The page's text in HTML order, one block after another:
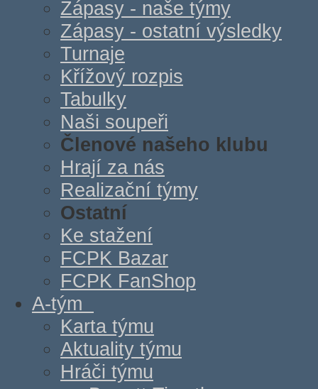
Zápasy - naše týmy
Zápasy - ostatní výsledky
Turnaje
Křížový rozpis
Tabulky
Naši soupeři
Členové našeho klubu
Hrají za nás
Realizační týmy
Ostatní
Ke stažení
FCPK Bazar
FCPK FanShop
A-tým
Karta týmu
Aktuality týmu
Hráči týmu